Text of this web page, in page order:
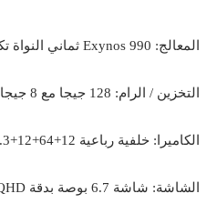
المعالج: Exynos 990 ثماني النواة تكنولوجيا 7 نانو
التخزين / الرام: 128 جيجا مع 8 جيجا رام
الكاميرا: خلفية رباعية 12+64+12+0.3 م.ب. / امامية 10 م.ب.
الشاشة: شاشة 6.7 بوصة بدقة QHD+ بها ثقب صغير